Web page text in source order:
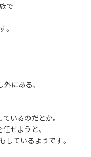
で
。
外にある、
いるのだとか。
せようと、
ているようです。